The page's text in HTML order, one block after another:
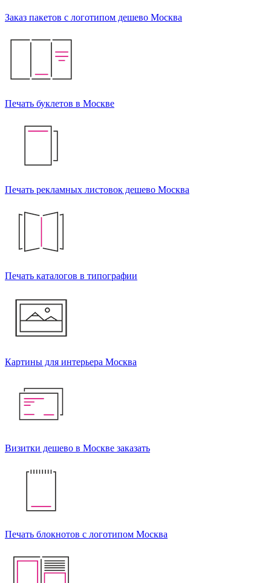
Заказ пакетов с логотипом дешево Москва
Печать буклетов в Москве
Печать рекламных листовок дешево Москва
Печать каталогов в типографии
Картины для интерьера Москва
Визитки дешево в Москве заказать
Печать блокнотов с логотипом Москва